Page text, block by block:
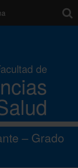
de
– Grado